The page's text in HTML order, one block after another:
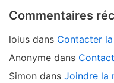
Commentaires
loius dans Contacter la
Anonyme dans
Simon dans Joindre la